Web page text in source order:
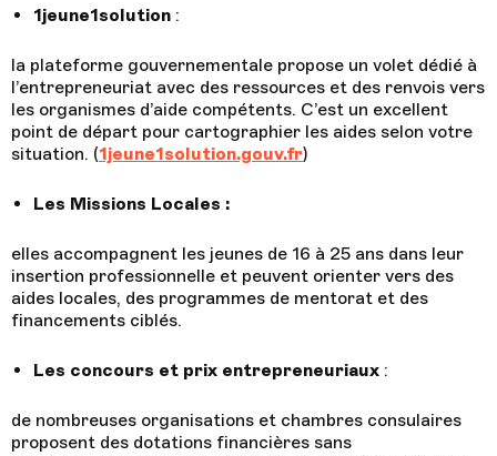
1jeune1solution :
la plateforme gouvernementale propose un volet dédié à
l’entrepreneuriat avec des ressources et des renvois vers
les organismes d’aide compétents. C’est un excellent
point de départ pour cartographier les aides selon votre
situation. (1jeune1solution.gouv.fr)
Les Missions Locales :
elles accompagnent les jeunes de 16 à 25 ans dans leur
insertion professionnelle et peuvent orienter vers des
aides locales, des programmes de mentorat et des
financements ciblés.
Les concours et prix entrepreneuriaux :
de nombreuses organisations et chambres consulaires
proposent des dotations financières sans